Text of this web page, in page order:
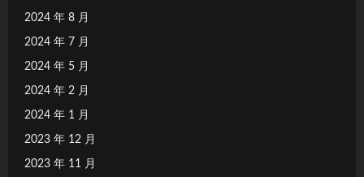
2024 年 8 月
2024 年 7 月
2024 年 5 月
2024 年 2 月
2024 年 1 月
2023 年 12 月
2023 年 11 月